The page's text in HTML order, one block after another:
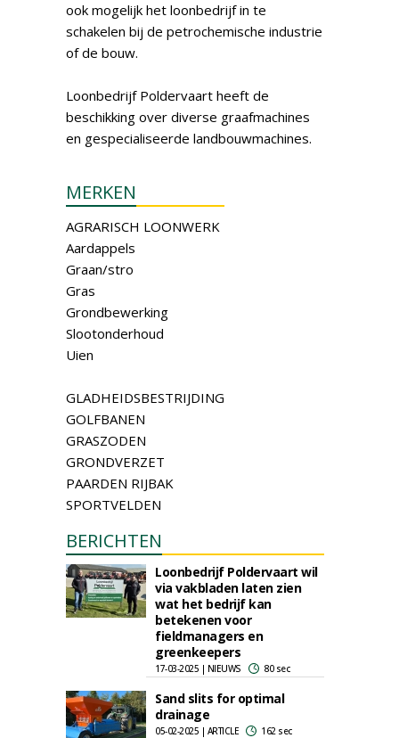
ook mogelijk het loonbedrijf in te
schakelen bij de petrochemische industrie
of de bouw.
Loonbedrijf Poldervaart heeft de
beschikking over diverse graafmachines
en gespecialiseerde landbouwmachines.
MERKEN
AGRARISCH LOONWERK
Aardappels
Graan/stro
Gras
Grondbewerking
Slootonderhoud
Uien
GLADHEIDSBESTRIJDING
GOLFBANEN
GRASZODEN
GRONDVERZET
PAARDEN RIJBAK
SPORTVELDEN
BERICHTEN
Loonbedrijf Poldervaart wil
via vakbladen laten zien
wat het bedrijf kan
betekenen voor
fieldmanagers en
greenkeepers
17-03-2025 | NIEUWS 80 sec
Sand slits for optimal
drainage
05-02-2025 | ARTICLE 162 sec